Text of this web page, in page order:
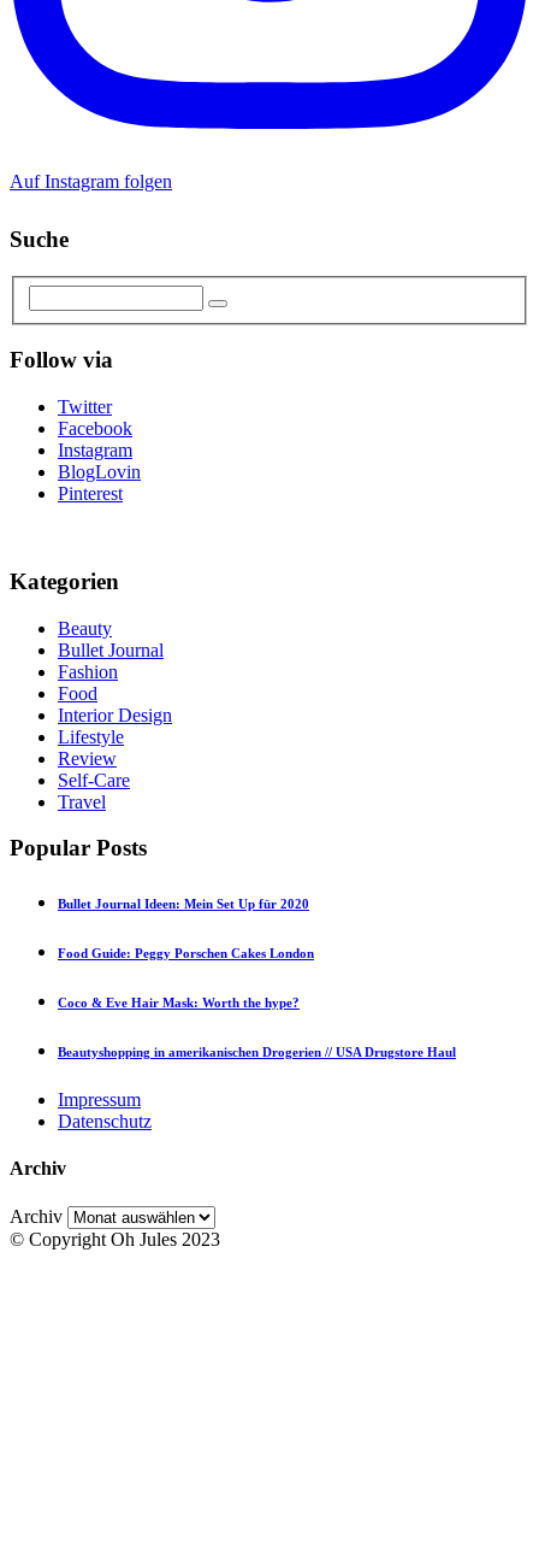
Auf Instagram folgen
Suche
Follow via
Twitter
Facebook
Instagram
BlogLovin
Pinterest
Kategorien
Beauty
Bullet Journal
Fashion
Food
Interior Design
Lifestyle
Review
Self-Care
Travel
Popular Posts
Bullet Journal Ideen: Mein Set Up für 2020
Food Guide: Peggy Porschen Cakes London
Coco & Eve Hair Mask: Worth the hype?
Beautyshopping in amerikanischen Drogerien // USA Drugstore Haul
Impressum
Datenschutz
Archiv
Archiv
© Copyright Oh Jules 2023